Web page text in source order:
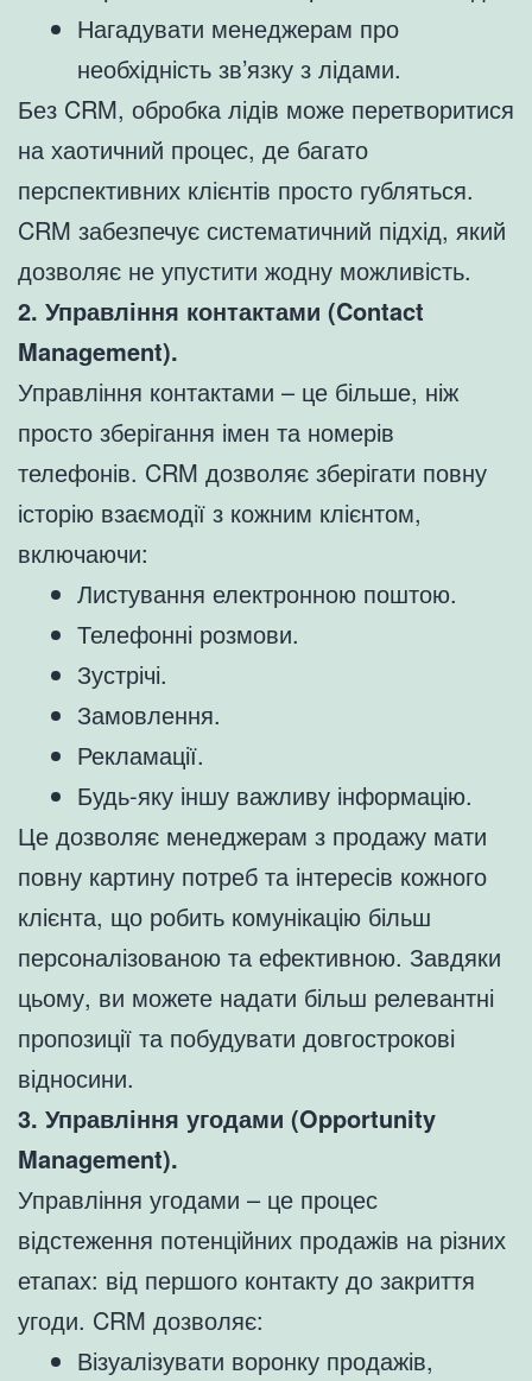
Нагадувати менеджерам про
необхідність зв’язку з лідами.
Без CRM, обробка лідів може перетворитися
на хаотичний процес, де багато
перспективних клієнтів просто губляться.
CRM забезпечує систематичний підхід, який
дозволяє не упустити жодну можливість.
2. Управління контактами (Contact
Management).
Управління контактами – це більше, ніж
просто зберігання імен та номерів
телефонів. CRM дозволяє зберігати повну
історію взаємодії з кожним клієнтом,
включаючи:
Листування електронною поштою.
Телефонні розмови.
Зустрічі.
Замовлення.
Рекламації.
Будь-яку іншу важливу інформацію.
Це дозволяє менеджерам з продажу мати
повну картину потреб та інтересів кожного
клієнта, що робить комунікацію більш
персоналізованою та ефективною. Завдяки
цьому, ви можете надати більш релевантні
пропозиції та побудувати довгострокові
відносини.
3. Управління угодами (Opportunity
Management).
Управління угодами – це процес
відстеження потенційних продажів на різних
етапах: від першого контакту до закриття
угоди. CRM дозволяє:
Візуалізувати воронку продажів,